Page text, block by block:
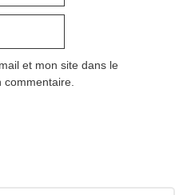
et mon site dans le